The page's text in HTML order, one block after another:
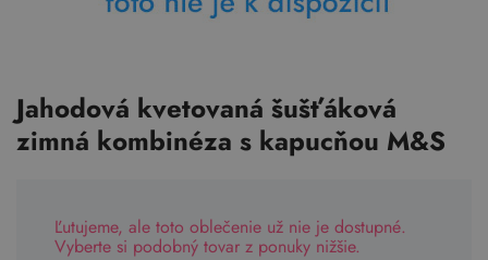
Jahodová kvetovaná šušťáková
zimná kombinéza s kapucňou M&S
Ľutujeme, ale toto oblečenie už nie je dostupné.
Vyberte si podobný tovar z ponuky nižšie.